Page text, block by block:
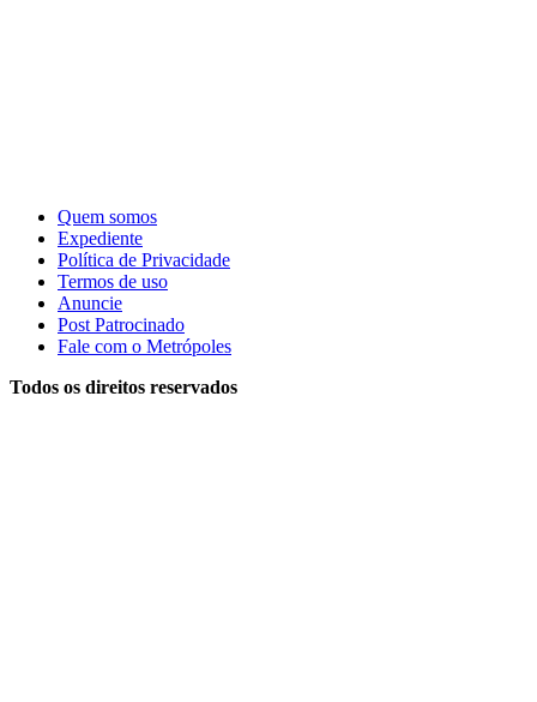
Quem somos
Expediente
Política de Privacidade
Termos de uso
Anuncie
Post Patrocinado
Fale com o Metrópoles
Todos os direitos reservados